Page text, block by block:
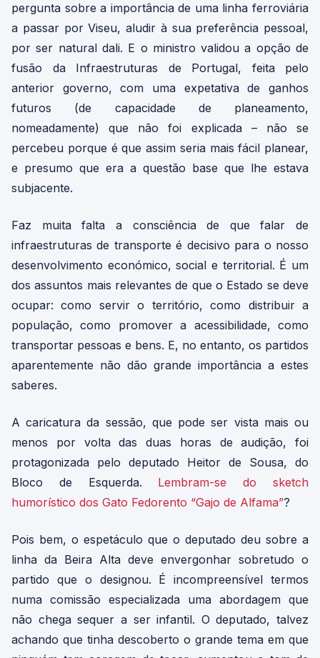
pergunta sobre a importância de uma linha ferroviária
a passar por Viseu, aludir à sua preferência pessoal,
por ser natural dali. E o ministro validou a opção de
fusão da Infraestruturas de Portugal, feita pelo
anterior governo, com uma expetativa de ganhos
futuros (de capacidade de planeamento,
nomeadamente) que não foi explicada – não se
percebeu porque é que assim seria mais fácil planear,
e presumo que era a questão base que lhe estava
subjacente.
Faz muita falta a consciência de que falar de
infraestruturas de transporte é decisivo para o nosso
desenvolvimento económico, social e territorial. É um
dos assuntos mais relevantes de que o Estado se deve
ocupar: como servir o território, como distribuir a
população, como promover a acessibilidade, como
transportar pessoas e bens. E, no entanto, os partidos
aparentemente não dão grande importância a estes
saberes.
A caricatura da sessão, que pode ser vista mais ou
menos por volta das duas horas de audição, foi
protagonizada pelo deputado Heitor de Sousa, do
Bloco de Esquerda. Lembram-se do sketch
humorístico dos Gato Fedorento “Gajo de Alfama”?
Pois bem, o espetáculo que o deputado deu sobre a
linha da Beira Alta deve envergonhar sobretudo o
partido que o designou. É incompreensível termos
numa comissão especializada uma abordagem que
não chega sequer a ser infantil. O deputado, talvez
achando que tinha descoberto o grande tema em que